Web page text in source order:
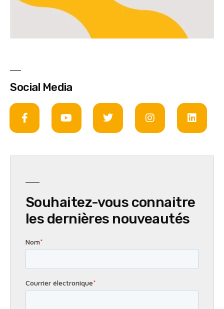
Social Media
Souhaitez-vous connaitre
les dernières nouveautés